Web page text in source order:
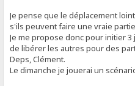
Je pense que le déplacement
s'ils peuvent faire une vraie
Je me propose donc pour initier
de libérer les autres pour des
Deps, Clément.
Le dimanche je jouerai un